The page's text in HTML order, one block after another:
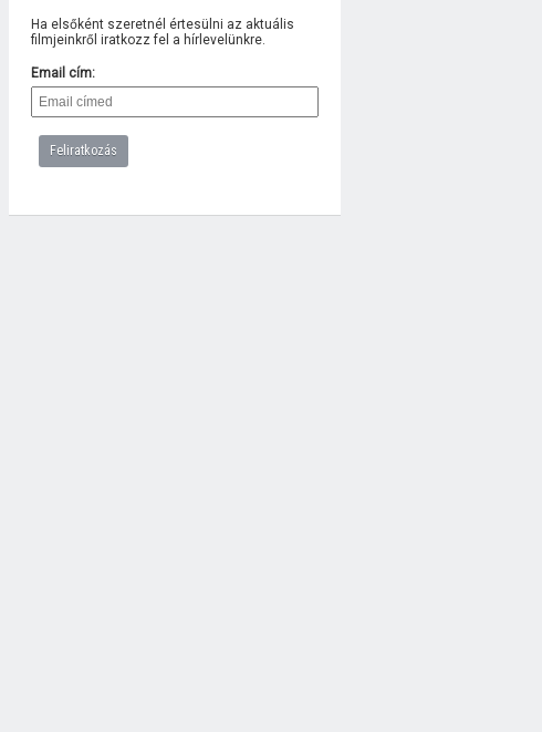
Ha elsőként szeretnél értesülni az aktuális
filmjeinkről iratkozz fel a hírlevelünkre.
Email cím: